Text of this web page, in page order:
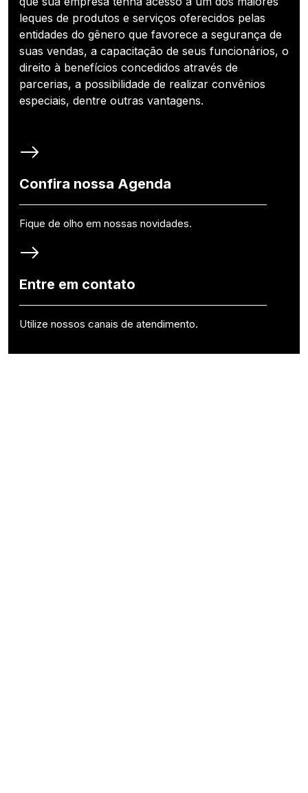
leques de produtos e serviços oferecidos pelas
entidades do gênero que favorece a segurança de
suas vendas, a capacitação de seus funcionários, o
direito à benefícios concedidos através de
parcerias, a possibilidade de realizar convênios
especiais, dentre outras vantagens.
Confira nossa Agenda
Fique de olho em nossas novidades.
Entre em contato
Utilize nossos canais de atendimento.